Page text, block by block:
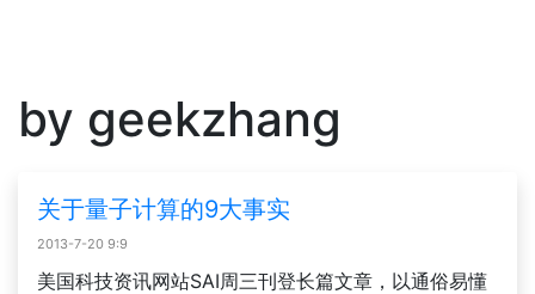
by geekzhang
关于量子计算的9大事实
2013-7-20 9:9
美国科技资讯网站SAI周三刊登长篇文章，以通俗易懂